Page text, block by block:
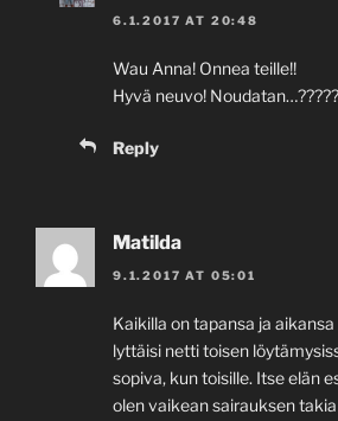
6.1.2017 AT 20:48
Wau Anna! Onnea teille!!
Hyvä neuvo!
Reply
Matilda
9.1.2017 AT 05:01
Kaikilla on tapansa ja
lyttäisi netti toisen
sopiva, kun toisille. Itse elän
olen vaikean sairauksen